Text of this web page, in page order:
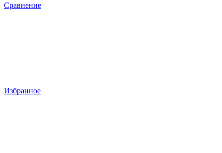
Сравнение
Избранное